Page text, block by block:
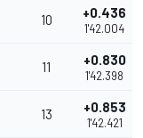
10 +0.436
1'42.004
11 +0.830
1'42.398
13 +0.853
1'42.421